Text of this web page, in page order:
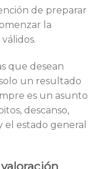
de preparar
la
que desean
un resultado
es un asunto
descanso,
el estado general